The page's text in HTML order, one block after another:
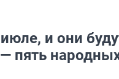
и они
пять